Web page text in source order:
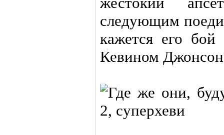
следующим
кажется его
Кевином